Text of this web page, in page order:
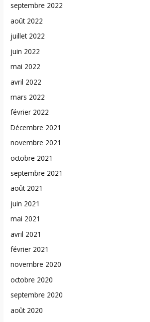
septembre 2022
août 2022
juillet 2022
juin 2022
mai 2022
avril 2022
mars 2022
février 2022
Décembre 2021
novembre 2021
octobre 2021
septembre 2021
août 2021
juin 2021
mai 2021
avril 2021
février 2021
novembre 2020
octobre 2020
septembre 2020
août 2020